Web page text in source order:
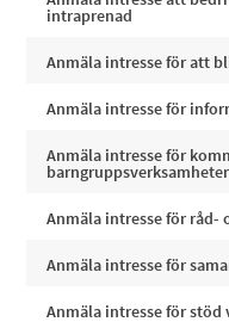
intraprenad
Anmäla intresse för att
Anmäla intresse för
Anmäla intresse för
barngruppsverksamheter
Anmäla intresse för råd-
Anmäla intresse för
Anmäla intresse för stöd